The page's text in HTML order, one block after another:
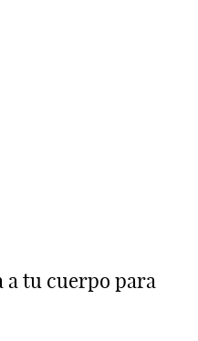
tu cuerpo para